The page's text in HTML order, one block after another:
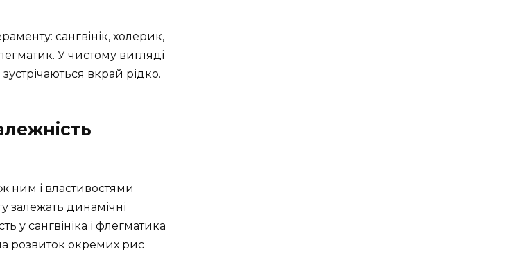
сангвінік, холерик,
У чистому вигляді
вкрай рідко.
ним і властивостями
залежать динамічні
у сангвініка і флегматика
розвиток окремих рис